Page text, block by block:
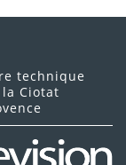
technique
Ciotat